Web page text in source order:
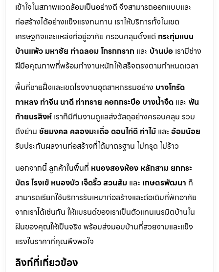
เข้าใจในสภาพแวดล้อมเป็นอย่างดี จึงสามารถออกแบบและ
ก่อสร้างได้อย่างแข็งแรงทนทาน เราให้บริการทั้งในเขต
เศรษฐกิจและแหล่งที่อยู่อาศัย ครอบคลุมตั้งแต่ กระทุ่มแบน
บ้านแพ้ว มหาชัย ท่าฉลอมโกรกกราก และ บ้านบ่อ เรามีช่าง
ฝีมือคุณภาพที่พร้อมทำงานหนักให้เสร็จตรงตามกำหนดเวลา
พื้นที่ชายฝั่งและเขตโรงงานอุตสาหกรรมอย่าง บางโทรัด
กาหลง ท่าจีน นาดี ท่าทราย คอกกระบือ บางน้ำจืด และ พัน
ท้ายนรสิงห์ เราก็มีทีมงานดูแลส่งวัสดุอย่างครอบคลุม รวม
ถึงย่าน ชัยมงคล คลองมะเดื่อ ดอนไก่ดี ท่าไม้ และ อ้อมน้อย
รับประกันผลงานก่อสร้างที่ได้มาตรฐาน ไม่ทรุด ไม่ร้าว
นอกจากนี้ ลูกค้าในพื้นที่ หนองสองห้อง หลักสามยกกระ
บัตรโรงเข้ หนองบัว เจ็ดริ้วสวนส้ม และ เกษตรพัฒนา ก็
สามารถเรียกใช้บริการรับเหมาก่อสร้างและต่อเติมที่พักอาศัย
จากเราได้เช่นกัน ให้แบรนด์ของเราเป็นตัวแทนเนรมิตบ้านใน
ฝันของคุณให้เป็นจริง พร้อมส่งมอบบ้านที่สวยงามและแข็ง
แรงในราคาที่คุณพึงพอใจ
ลิงก์ที่เกี่ยวข้อง